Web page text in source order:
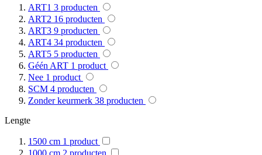
ART1 3 producten
ART2 16 producten
ART3 9 producten
ART4 34 producten
ART5 5 producten
Géén ART 1 product
Nee 1 product
SCM 4 producten
Zonder keurmerk 38 producten
Lengte
1500 cm 1 product
1000 cm 2 producten